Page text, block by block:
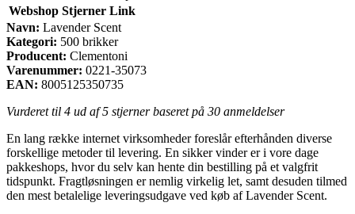
Webshop Stjerner Link
Navn: Lavender Scent
Kategori: 500 brikker
Producent: Clementoni
Varenummer: 0221-35073
EAN: 8005125350735
Vurderet til 4 ud af 5 stjerner baseret på 30 anmeldelser
En lang række internet virksomheder foreslår efterhånden diverse
forskellige metoder til levering. En sikker vinder er i vore dage
pakkeshops, hvor du selv kan hente din bestilling på et valgfrit
tidspunkt. Fragtløsningen er nemlig virkelig let, samt desuden tilmed
den mest betalelige leveringsudgave ved køb af Lavender Scent.